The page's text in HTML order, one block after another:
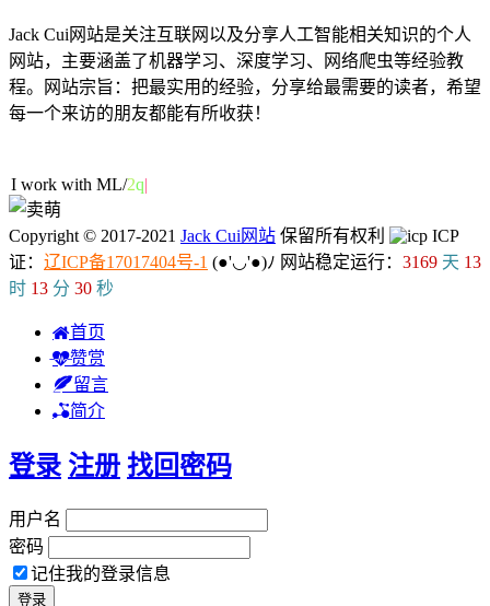
Jack Cui网站是关注互联网以及分享人工智能相关知识的个人
网站，主要涵盖了机器学习、深度学习、网络爬虫等经验教
程。网站宗旨：把最实用的经验，分享给最需要的读者，希望
每一个来访的朋友都能有所收获！
I work with ML/DL.
Copyright © 2017-2021 Jack Cui网站 保留所有权利
ICP
证： 辽ICP备17017404号-1 (●'◡'●)ﾉ 网站稳定运行： 3169 天 13
时 13 分 31 秒
首页
赞赏
留言
简介
登录 注册 找回密码
用户名
密码
记住我的登录信息